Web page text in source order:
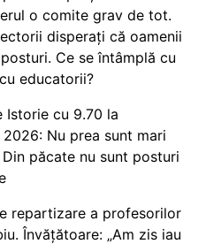
o comite grav de tot.
disperați că oamenii
Ce se întâmplă cu
educatorii?
Istorie cu 9.70 la
Nu prea sunt mari
păcate nu sunt posturi
repartizare a profesorilor
Învățătoare: „Am zis iau